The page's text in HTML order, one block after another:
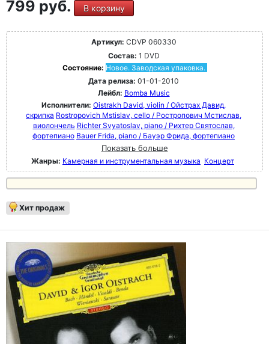
799 руб. В корзину
Артикул: CDVP 060330
Состав: 1 DVD
Состояние: Новое. Заводская упаковка.
Дата релиза: 01-01-2010
Лейбл: Bomba Music
Исполнители: Oistrakh David, violin / Ойстрах Давид,
скрипка Rostropovich Mstislav, cello / Ростропович Мстислав,
виолончель Richter Svyatoslav, piano / Рихтер Святослав,
фортепиано Bauer Frida, piano / Бауэр Фрида, фортепиано
Показать больше
Жанры: Камерная и инструментальная музыка Концерт
Хит продаж